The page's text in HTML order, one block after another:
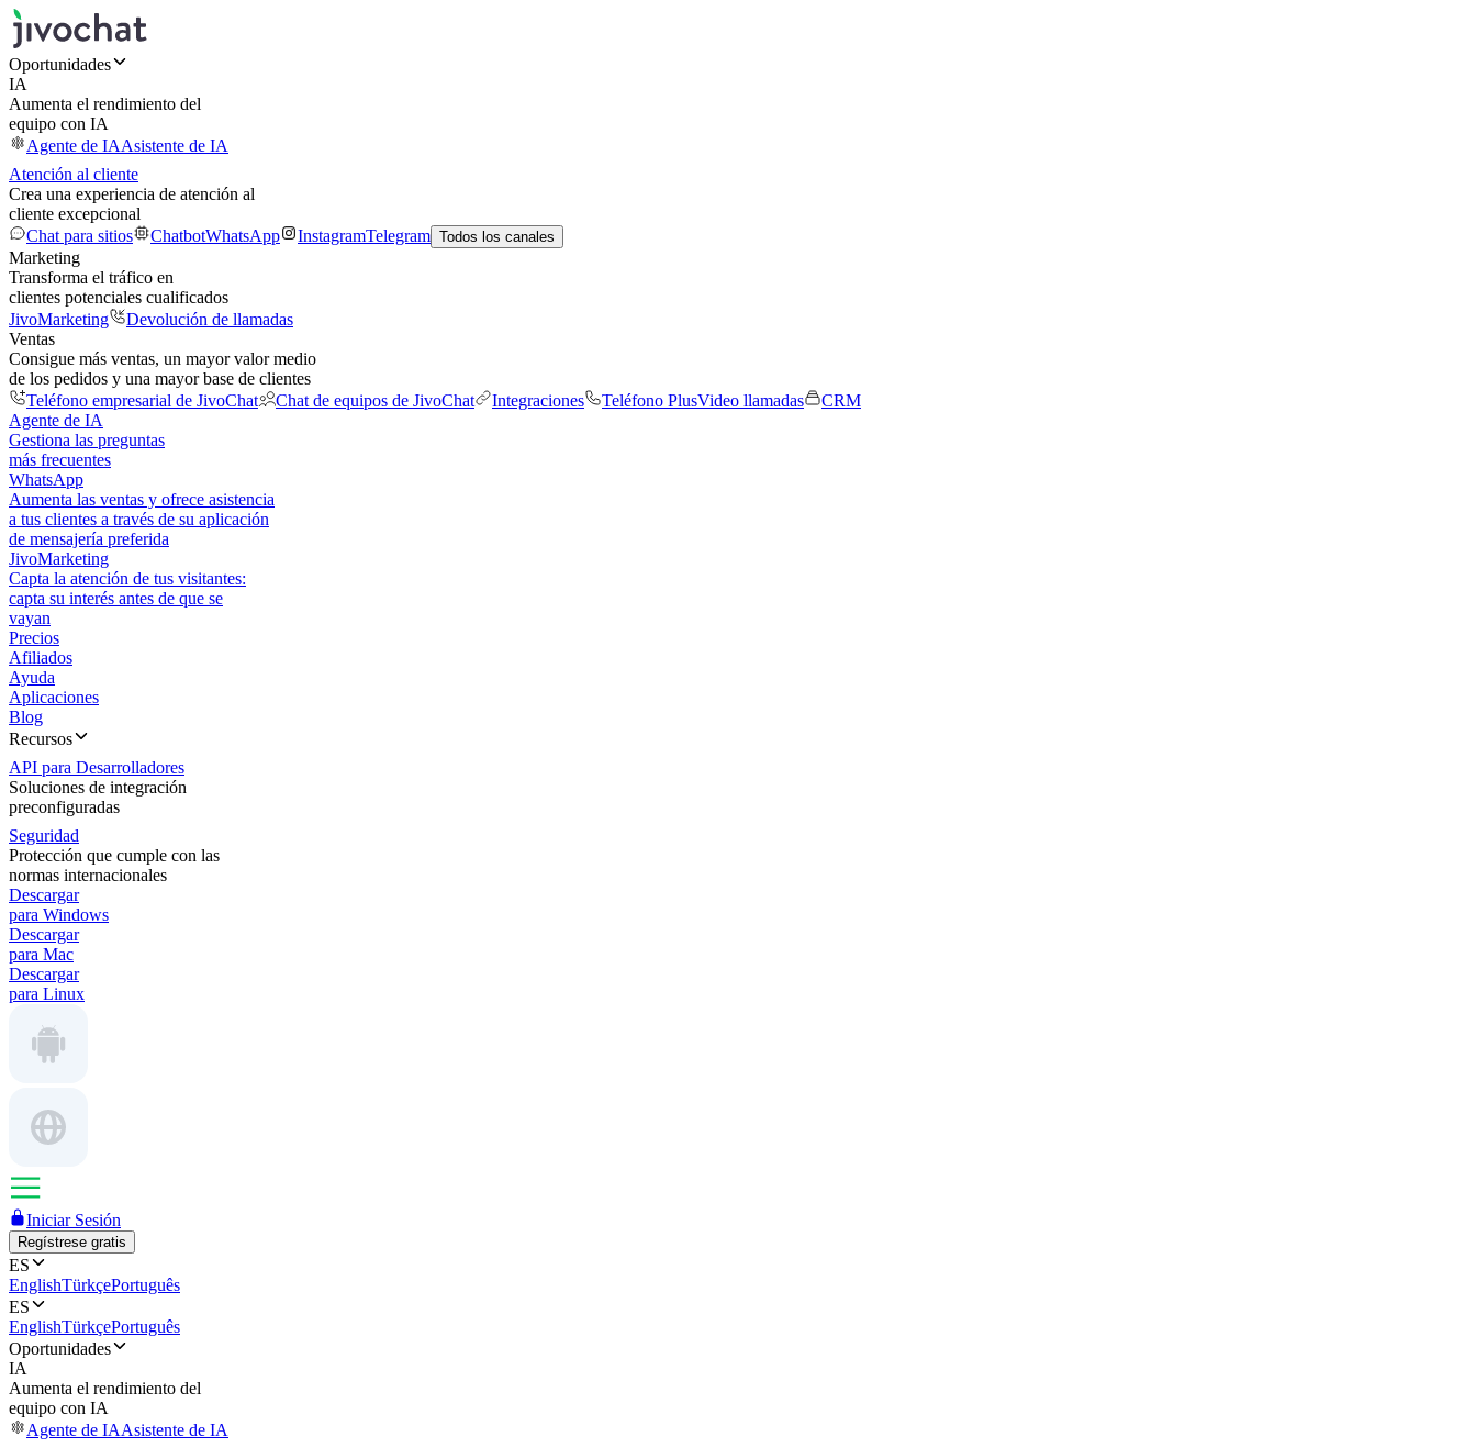
Oportunidades
IA
Aumenta el rendimiento del
equipo con IA
Agente de IAAsistente de IA
Atención al cliente
Crea una experiencia de atención al
cliente excepcional
Chat para sitios
ChatbotWhatsApp InstagramTelegram Todos los canales
Marketing
Transforma el tráfico en
clientes potenciales cualificados
JivoMarketing
Devolución de llamadas
Ventas
Consigue más ventas, un mayor valor medio
de los pedidos y una mayor base de clientes
Teléfono empresarial de JivoChat
Chat de equipos de JivoChat Integraciones Teléfono PlusVideo llamadas
CRM
Agente de IA
Gestiona las preguntas
más frecuentes
WhatsApp
Aumenta las ventas y ofrece asistencia
a tus clientes a través de su aplicación
de mensajería preferida
JivoMarketing
Capta la atención de tus visitantes:
capta su interés antes de que se
vayan
Precios
Afiliados
Ayuda
Aplicaciones
Blog
Recursos
API para Desarrolladores
Soluciones de integración
preconfiguradas
Seguridad
Protección que cumple con las
normas internacionales
Descargar
para Windows
Descargar
para Mac
Descargar
para Linux
Iniciar Sesión
Regístrese gratis
ES
EnglishTürkçePortuguês
ES
EnglishTürkçePortuguês
Oportunidades
IA
Aumenta el rendimiento del
equipo con IA
Agente de IAAsistente de IA